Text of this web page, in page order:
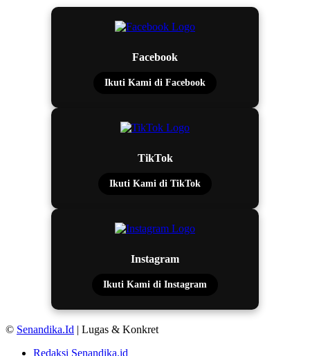
Facebook
Ikuti Kami di Facebook
TikTok
Ikuti Kami di TikTok
Instagram
Ikuti Kami di Instagram
© Senandika.Id | Lugas & Konkret
Redaksi Senandika.id